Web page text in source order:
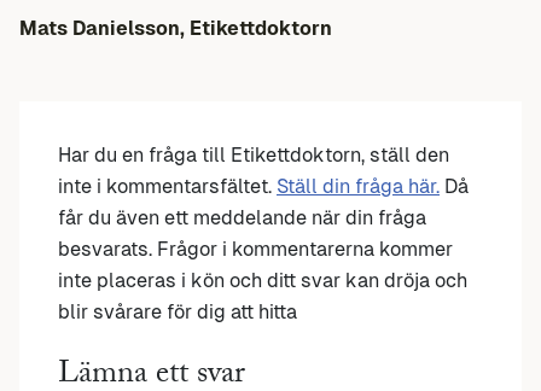
Mats Danielsson, Etikettdoktorn
Har du en fråga till Etikettdoktorn, ställ den
inte i kommentarsfältet. Ställ din fråga här. Då
får du även ett meddelande när din fråga
besvarats. Frågor i kommentarerna kommer
inte placeras i kön och ditt svar kan dröja och
blir svårare för dig att hitta
Lämna ett svar